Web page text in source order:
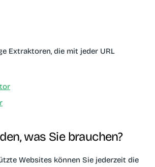
Extraktoren, die mit jeder URL
was Sie brauchen?
Websites können Sie jederzeit die